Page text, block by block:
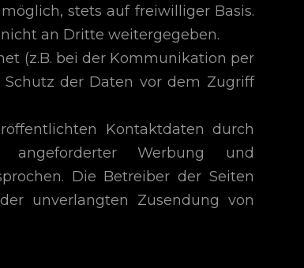
stets auf freiwilliger Basis.
an Dritte weitergegeben.
(z.B. bei der Kommunikation per
Schutz der Daten vor dem Zugriff
Kontaktdaten durch
Werbung und
Die Betreiber der Seiten
unverlangten Zusendung von